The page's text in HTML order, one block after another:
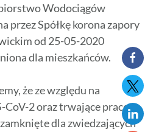
Wodociągów
przez Spółkę korona zapory
od 25-05-2020
dla mieszkańców.
że ze względu na
CoV-2 oraz trwające prace
dla zwiedzających